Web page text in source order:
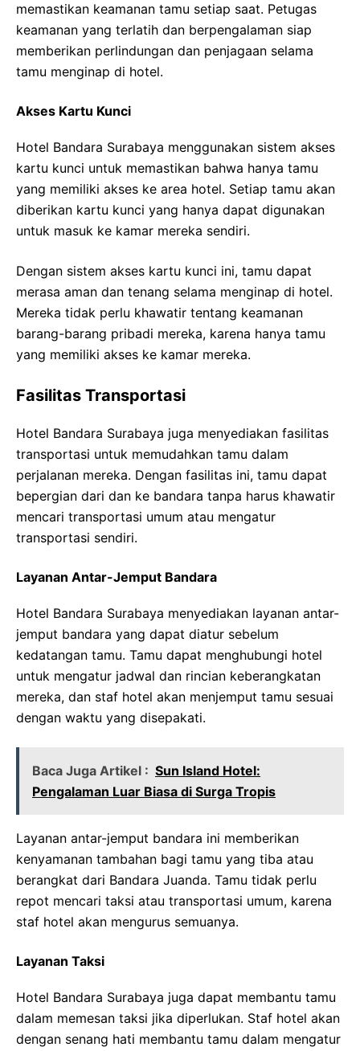
memastikan keamanan tamu setiap saat. Petugas
keamanan yang terlatih dan berpengalaman siap
memberikan perlindungan dan penjagaan selama
tamu menginap di hotel.
Akses Kartu Kunci
Hotel Bandara Surabaya menggunakan sistem akses
kartu kunci untuk memastikan bahwa hanya tamu
yang memiliki akses ke area hotel. Setiap tamu akan
diberikan kartu kunci yang hanya dapat digunakan
untuk masuk ke kamar mereka sendiri.
Dengan sistem akses kartu kunci ini, tamu dapat
merasa aman dan tenang selama menginap di hotel.
Mereka tidak perlu khawatir tentang keamanan
barang-barang pribadi mereka, karena hanya tamu
yang memiliki akses ke kamar mereka.
Fasilitas Transportasi
Hotel Bandara Surabaya juga menyediakan fasilitas
transportasi untuk memudahkan tamu dalam
perjalanan mereka. Dengan fasilitas ini, tamu dapat
bepergian dari dan ke bandara tanpa harus khawatir
mencari transportasi umum atau mengatur
transportasi sendiri.
Layanan Antar-Jemput Bandara
Hotel Bandara Surabaya menyediakan layanan antar-
jemput bandara yang dapat diatur sebelum
kedatangan tamu. Tamu dapat menghubungi hotel
untuk mengatur jadwal dan rincian keberangkatan
mereka, dan staf hotel akan menjemput tamu sesuai
dengan waktu yang disepakati.
Baca Juga Artikel : Sun Island Hotel:
Pengalaman Luar Biasa di Surga Tropis
Layanan antar-jemput bandara ini memberikan
kenyamanan tambahan bagi tamu yang tiba atau
berangkat dari Bandara Juanda. Tamu tidak perlu
repot mencari taksi atau transportasi umum, karena
staf hotel akan mengurus semuanya.
Layanan Taksi
Hotel Bandara Surabaya juga dapat membantu tamu
dalam memesan taksi jika diperlukan. Staf hotel akan
dengan senang hati membantu tamu dalam mengatur